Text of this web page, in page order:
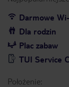
Darmowe
Dla rodzin
Plac zabaw
TUI Service
Położenie: